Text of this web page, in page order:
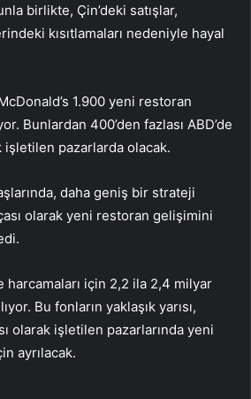
birlikte, Çin’deki satışlar,
kısıtlamaları nedeniyle hayal
1.900 yeni restoran
Bunlardan 400’den fazlası ABD’de
işletilen pazarlarda olacak.
daha geniş bir strateji
olarak yeni restoran gelişimini
harcamaları için 2,2 ila 2,4 milyar
Bu fonların yaklaşık yarısı,
olarak işletilen pazarlarında yeni
ayrılacak.